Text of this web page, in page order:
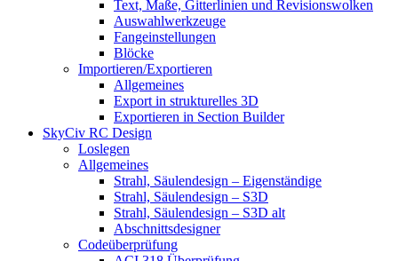
Text, Maße, Gitterlinien und Revisionswolken
Auswahlwerkzeuge
Fangeinstellungen
Blöcke
Importieren/Exportieren
Allgemeines
Export in strukturelles 3D
Exportieren in Section Builder
SkyCiv RC Design
Loslegen
Allgemeines
Strahl, Säulendesign – Eigenständige
Strahl, Säulendesign – S3D
Strahl, Säulendesign – S3D alt
Abschnittsdesigner
Codeüberprüfung